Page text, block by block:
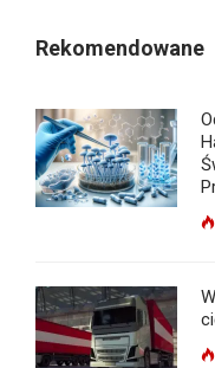
Rekomendowane